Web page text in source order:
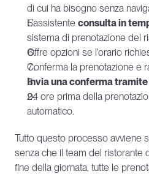
di cui ha bisogno senza
L'assistente consulta in
sistema di prenotazione del
Offre opzioni se l'orario
Conferma la prenotazione e
Invia una conferma
24 ore prima della
automatico.
Tutto questo processo avviene
senza che il team del ristorante
fine della giornata, tutte le